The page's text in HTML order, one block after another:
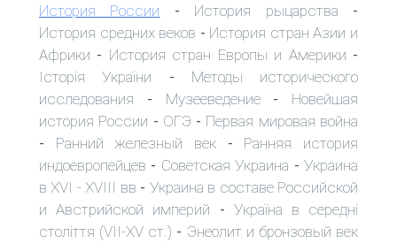
История России - История рыцарства -
История средних веков - История стран Азии и
Африки - История стран Европы и Америки -
Історія України - Методы исторического
исследования - Музееведение- Новейшая
история России - ОГЭ - Первая мировая война
- Ранний железный век - Ранняя история
индоевропейцев - Советская Украина -Украина
в XVI - XVIII вв - Украина в составе Российской
и Австрийской империй - Україна в середні
століття (VII-XV ст.) - Энеолит и бронзовый век